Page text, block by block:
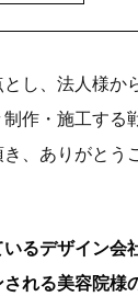
し、法人様か
作・施工する
、ありがとう
るデザイン会
れる美容院様